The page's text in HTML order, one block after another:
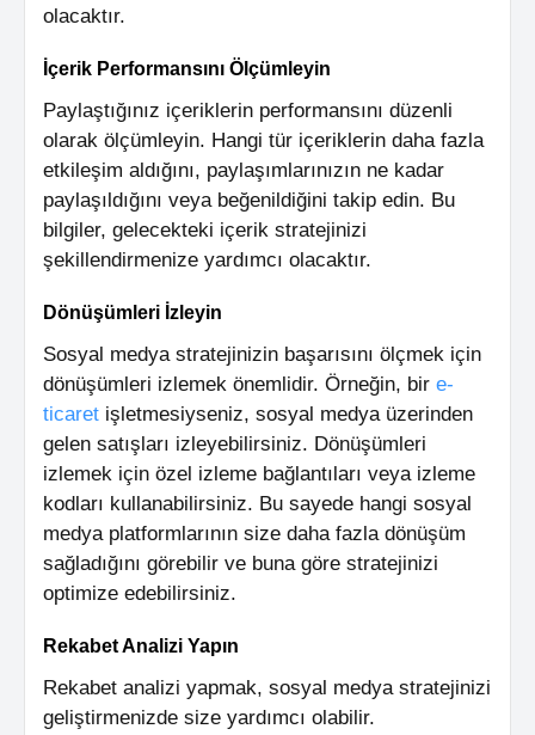
olacaktır.
İçerik Performansını Ölçümleyin
Paylaştığınız içeriklerin performansını düzenli
olarak ölçümleyin. Hangi tür içeriklerin daha fazla
etkileşim aldığını, paylaşımlarınızın ne kadar
paylaşıldığını veya beğenildiğini takip edin. Bu
bilgiler, gelecekteki içerik stratejinizi
şekillendirmenize yardımcı olacaktır.
Dönüşümleri İzleyin
Sosyal medya stratejinizin başarısını ölçmek için
dönüşümleri izlemek önemlidir. Örneğin, bir e-
ticaret işletmesiyseniz, sosyal medya üzerinden
gelen satışları izleyebilirsiniz. Dönüşümleri
izlemek için özel izleme bağlantıları veya izleme
kodları kullanabilirsiniz. Bu sayede hangi sosyal
medya platformlarının size daha fazla dönüşüm
sağladığını görebilir ve buna göre stratejinizi
optimize edebilirsiniz.
Rekabet Analizi Yapın
Rekabet analizi yapmak, sosyal medya stratejinizi
geliştirmenizde size yardımcı olabilir.